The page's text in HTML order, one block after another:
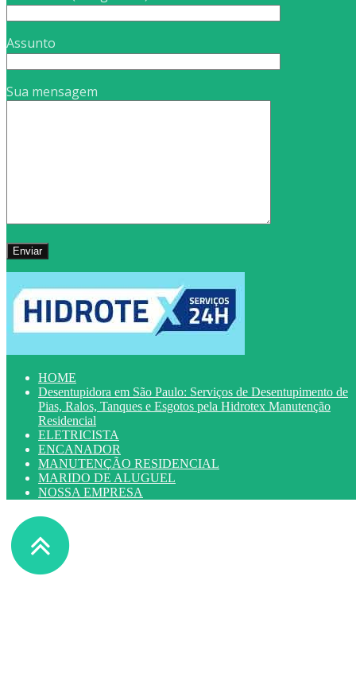
Assunto
Sua mensagem
HOME
Desentupidora em São Paulo: Serviços de Desentupimento de
Pias, Ralos, Tanques e Esgotos pela Hidrotex Manutenção
Residencial
ELETRICISTA
ENCANADOR
MANUTENÇÃO RESIDENCIAL
MARIDO DE ALUGUEL
NOSSA EMPRESA